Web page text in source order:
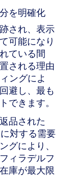
を明確化
され、表示
可能になり
ている間
される理由
ングによ
避し、最も
できます。
品された
対する需要
グにより、
ィラデルフ
庫が最大限